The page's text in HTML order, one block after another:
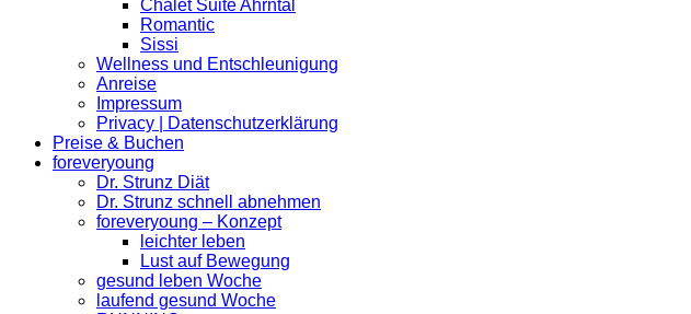
Chalet Suite Ahrntal
Romantic
Sissi
Wellness und Entschleunigung
Anreise
Impressum
Privacy | Datenschutzerklärung
Preise & Buchen
foreveryoung
Dr. Strunz Diät
Dr. Strunz schnell abnehmen
foreveryoung – Konzept
leichter leben
Lust auf Bewegung
gesund leben Woche
laufend gesund Woche